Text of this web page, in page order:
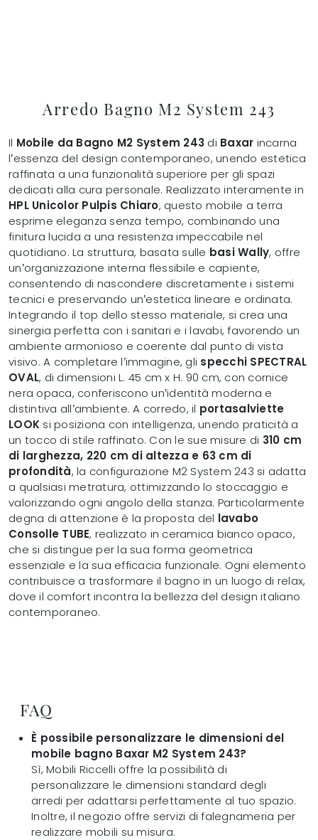
Arredo Bagno M2 System 243
Il Mobile da Bagno M2 System 243 di Baxar incarna
l’essenza del design contemporaneo, unendo estetica
raffinata a una funzionalità superiore per gli spazi
dedicati alla cura personale. Realizzato interamente in
HPL Unicolor Pulpis Chiaro, questo mobile a terra
esprime eleganza senza tempo, combinando una
finitura lucida a una resistenza impeccabile nel
quotidiano. La struttura, basata sulle basi Wally, offre
un’organizzazione interna flessibile e capiente,
consentendo di nascondere discretamente i sistemi
tecnici e preservando un’estetica lineare e ordinata.
Integrando il top dello stesso materiale, si crea una
sinergia perfetta con i sanitari e i lavabi, favorendo un
ambiente armonioso e coerente dal punto di vista
visivo. A completare l’immagine, gli specchi SPECTRAL
OVAL, di dimensioni L. 45 cm x H. 90 cm, con cornice
nera opaca, conferiscono un’identità moderna e
distintiva all’ambiente. A corredo, il portasalviette
LOOK si posiziona con intelligenza, unendo praticità a
un tocco di stile raffinato. Con le sue misure di 310 cm
di larghezza, 220 cm di altezza e 63 cm di
profondità, la configurazione M2 System 243 si adatta
a qualsiasi metratura, ottimizzando lo stoccaggio e
valorizzando ogni angolo della stanza. Particolarmente
degna di attenzione è la proposta del lavabo
Consolle TUBE, realizzato in ceramica bianco opaco,
che si distingue per la sua forma geometrica
essenziale e la sua efficacia funzionale. Ogni elemento
contribuisce a trasformare il bagno in un luogo di relax,
dove il comfort incontra la bellezza del design italiano
contemporaneo.
FAQ
È possibile personalizzare le dimensioni del
mobile bagno Baxar M2 System 243?
Sì, Mobili Riccelli offre la possibilità di
personalizzare le dimensioni standard degli
arredi per adattarsi perfettamente al tuo spazio.
Inoltre, il negozio offre servizi di falegnameria per
realizzare mobili su misura.